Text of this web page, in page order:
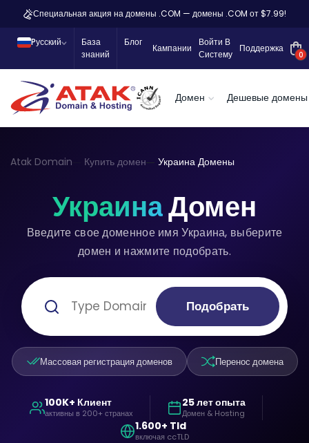
Специальная акция на домены .COM — домены .COM от $7.99!
Pусский
База
знаний
Блог
Кампании
Войти В
Систему
Поддержка
0
Домен Дешевые домены
Atak Domain Купить домен Украина Домены
УкраинаДомен
Введите свое доменное имя Украина, выберите
домен и нажмите подобрать.
Подобрать
Массовая регистрация доменов Перенос домена
100K+ Клиент
активны в 200+ странах
25 лет опыта
Домен & Hosting
1.600+ Tld
включая ccTLD